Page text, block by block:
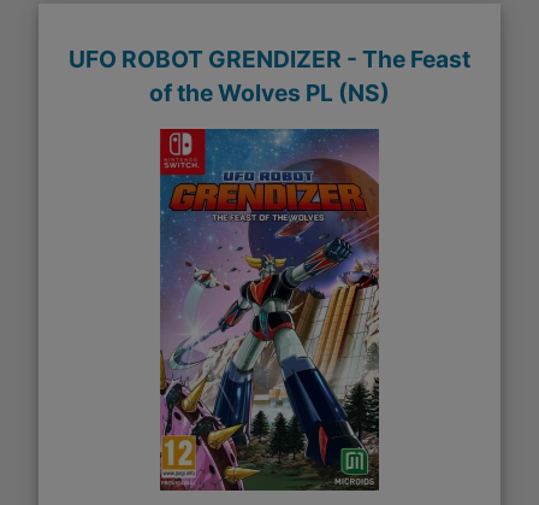
UFO ROBOT GRENDIZER - The Feast
of the Wolves PL (NS)